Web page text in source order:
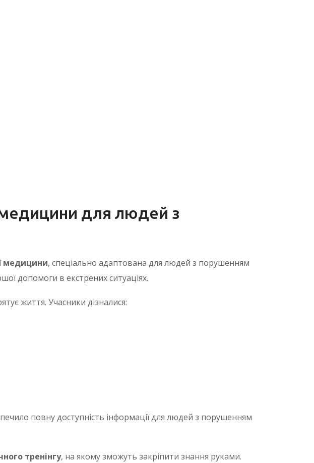
медицини для людей з
медицини, спеціально адаптована для людей з порушенням
допомоги в екстрених ситуаціях.
життя. Учасники дізналися:
повну доступність інформації для людей з порушенням
тренінгу, на якому зможуть закріпити знання руками.